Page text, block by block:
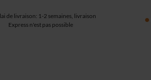
de livraison: 1-2 semaines, livraison
Express n'est pas possible